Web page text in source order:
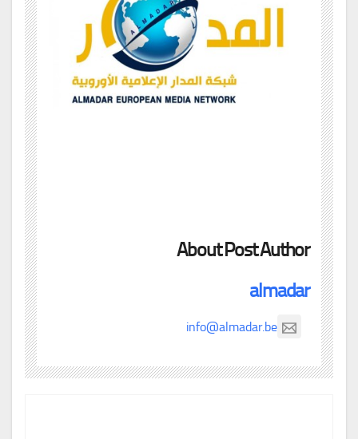
About Post Author
almadar
info@almadar.be